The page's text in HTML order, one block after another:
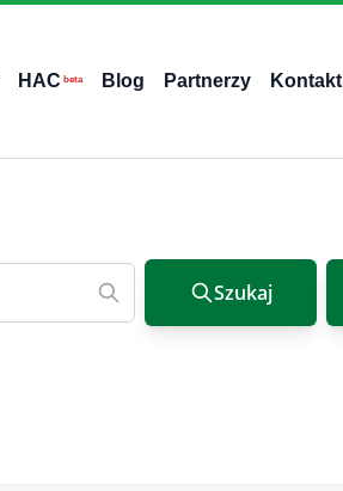
HAC beta Blog Partnerzy Kontakt
Szukaj